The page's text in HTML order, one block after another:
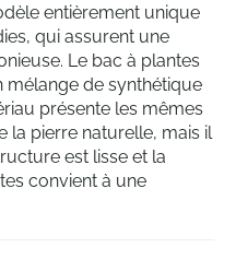
entièrement unique
qui assurent une
Le bac à plantes
mélange de synthétique
présente les mêmes
la pierre naturelle, mais il
est lisse et la
convient à une